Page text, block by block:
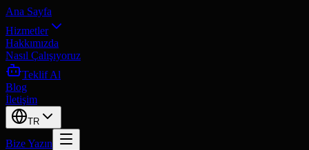
Ana Sayfa
Hizmetler
Hakkımızda
Nasıl Çalışıyoruz
Teklif Al
Blog
İletişim
TR
Bize Yazın